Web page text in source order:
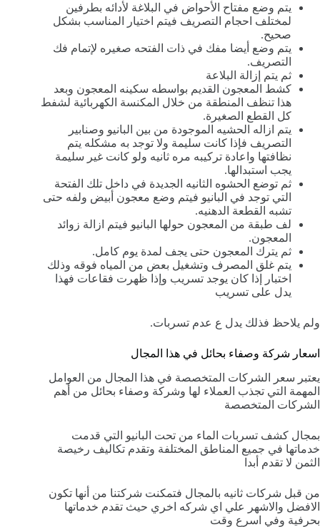
يتم وضع مفتاح الأحواض في البلاغة لأدائه بطرفين
لمختلف احجام التصريف فيتم اختيار المناسب بشكل
صحيح.
يتم وضع أيضا مفك في ذات الفتحه صغيره لإتمام فك
التصريف.
ثم يتم إزالة البلاعة
كشط المعجون القديم بواسطه سكينه المعجون وبعد
هذا تنظف المنطقة من خلال المكنسة الكهربائية لشفط
كل القطع الصغيرة.
يتم ازاله الحشيه الموجودة من بين البانيو وصنابير
التصريف فإذا كانت سليمة ولا توجد به مشكله يتم
نظافتها واعادة تركيبه مره ثانيه ولو كانت غير سليمة
يجب استبدالها.
ثم توضع الحشوه الثانيه الجديدة في داخل تلك الفتحة
التي توجد في البانيو فيتم وضع معجون أبيض ولفه حتى
تشبه القطعة الدهنيه.
لف طبقة من المعجون حولها البانيو فيتم ازالة زوائد
المعجون.
ثم يترك المعجون حتى يجف لمدة يوم كامل.
يتم غلق المصرف وتشغيل بعض من المياه فوقه وذلك
اختبار إذا كان يوجد تسريب وإذا ظهرت فقاعات فهذا
يدل على تسريب
ولم يلاحظ فذلك يدل ع عدم تسربات.
اسعار شركة وصفاء بحائل في هذا المجال
يعتبر سعر الشركات المتخصصة في هذا المجال من العوامل
المهمة التي تجذب العملاء لها وشركة وصفاء بحائل من أهم
الشركات المتخصصة
بمجال كشف تسربات الماء من تحت البانيو التي قدمت
خدماتها في جميع المناطق المختلفة وتقدم تكاليف رخيصة
الثمن لا تقدم أبدا
من قبل شركات ثانيه بالمجال فتمكنت شركتنا من أنها تكون
الافضل والاشهر علي اي شركه اخري حيث تقدم خدماتها
بحرفية وفي اسرع وقت